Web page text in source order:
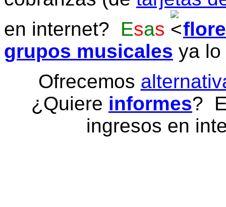
en internet? Esas
grupos musicales ya
Ofrecemos
¿Quiere informes?
ingresos en